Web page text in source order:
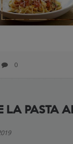
0
LA PASTA